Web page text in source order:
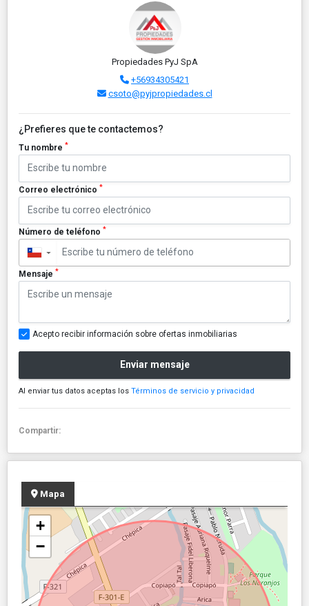
Propiedades PyJ SpA
+56934305421
csoto@pyjpropiedades.cl
¿Prefieres que te contactemos?
Tu nombre *
Correo electrónico *
Número de teléfono *
▼
Mensaje *
Acepto recibir información sobre ofertas inmobiliarias
Enviar mensaje
Al enviar tus datos aceptas los Términos de servicio y privacidad
Compartir:
Mapa
+
−